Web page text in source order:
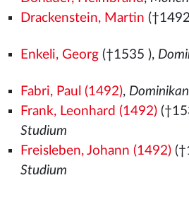
Drackenstein, Martin (†1492
Enkeli, Georg(†1535 ),
Fabri, Paul (1492),
Frank, Leonhard (1492)
Studium
Freisleben, Johann (1492)
Studium